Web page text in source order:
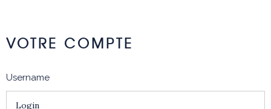
VOTRE COMPTE
Username